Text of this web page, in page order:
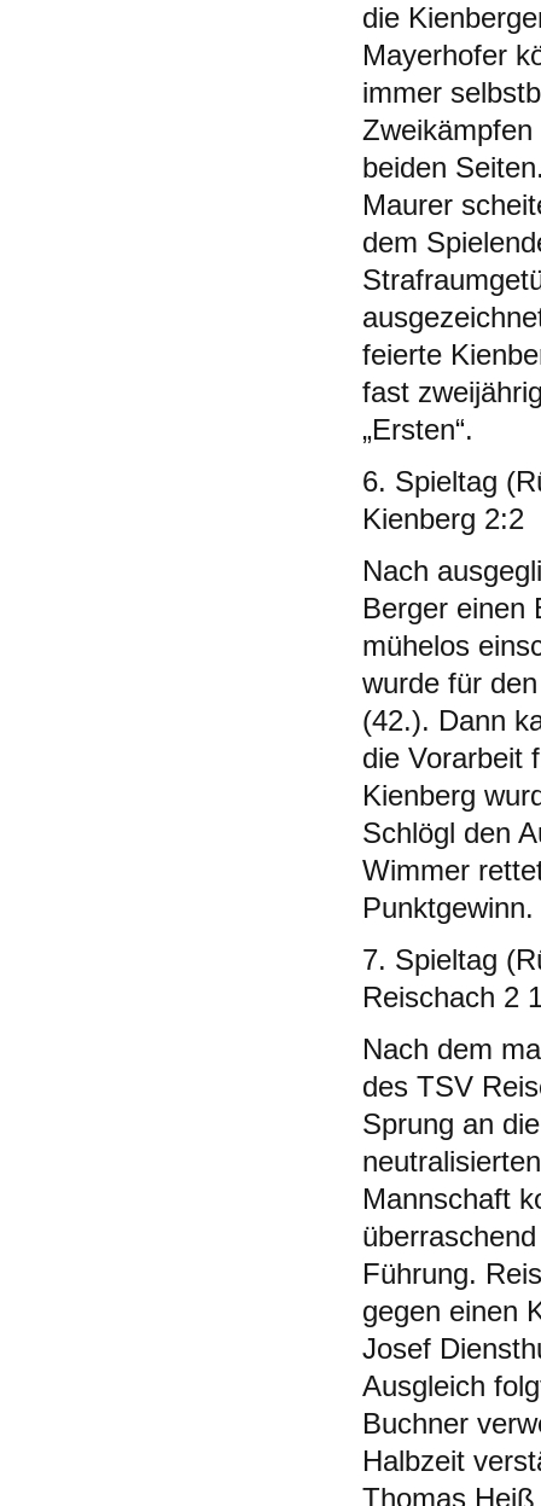
die
Mayerhofer
immer
beiden
Maurer
dem
feierte
fast
„Ersten“.
6. Spieltag
Kienberg 2:2
Nach
Berger einen
mühelos
wurde für
(42.). Dann
die Vorarbeit
Kienberg
Schlögl den
Wimmer
Punktgewinn.
7. Spieltag
Reischach 2
Nach dem
des TSV
Sprung an
Mannschaft
Führung.
gegen einen
Josef
Ausgleich
Buchner
Halbzeit
Thomas